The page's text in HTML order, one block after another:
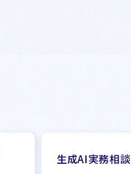
生成AI実務相談